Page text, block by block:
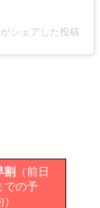
シェアした投稿
割
（前日
での予